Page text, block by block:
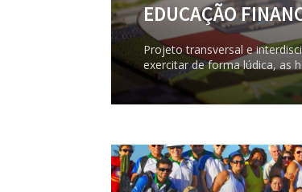
EDUCAÇÃO
Projeto transversal e
exercitar de forma lúdica, as